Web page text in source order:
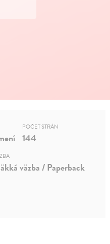
POČET STRÁN
144
väzba / Paperback